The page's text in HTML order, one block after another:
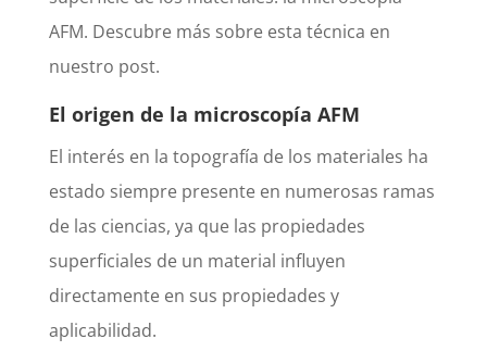
AFM. Descubre más sobre esta técnica en
nuestro post.
El origen de la microscopía AFM
El interés en la topografía de los materiales ha
estado siempre presente en numerosas ramas
de las ciencias, ya que las propiedades
superficiales de un material influyen
directamente en sus propiedades y
aplicabilidad.